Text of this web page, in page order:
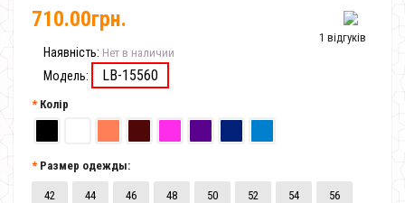
1 відгуків
710.00грн.
Наявність: Нет в наличии
Модель: LB-15560
Колір
Размер одежды:
42 44 46 48 50 52 54 56